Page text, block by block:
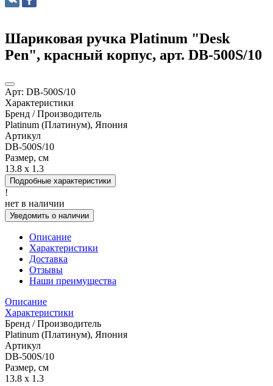
Шариковая ручка Platinum "Desk
Pen", красный корпус, арт. DB-500S/10
Арт: DB-500S/10
Характеристики
Бренд / Производитель
Platinum (Платинум), Япония
Артикул
DB-500S/10
Размер, см
13.8 x 1.3
Подробные характеристики
!
нет в наличии
Уведомить о наличии
Описание
Характеристики
Доставка
Отзывы
Наши преимущества
Описание
Характеристики
Бренд / Производитель
Platinum (Платинум), Япония
Артикул
DB-500S/10
Размер, см
13.8 x 1.3